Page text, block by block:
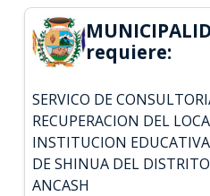
requiere:
SERVICO DE
RECUPERACION DEL
INSTITUCION
DE SHINUA DEL
ANCASH